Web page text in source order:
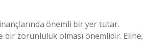
önemli bir yer tutar.
bir zorunluluk olması önemlidir. Eline,